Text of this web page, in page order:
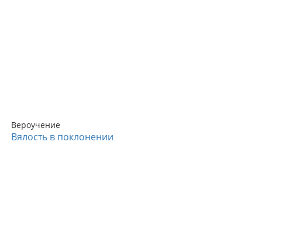
Вероучение
Вялость в поклонении